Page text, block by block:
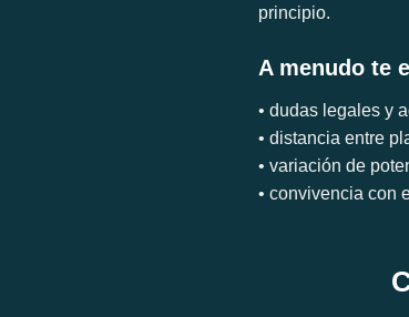
principio.
A menudo te
• dudas legales y
• distancia entre
• variación de
• convivencia con